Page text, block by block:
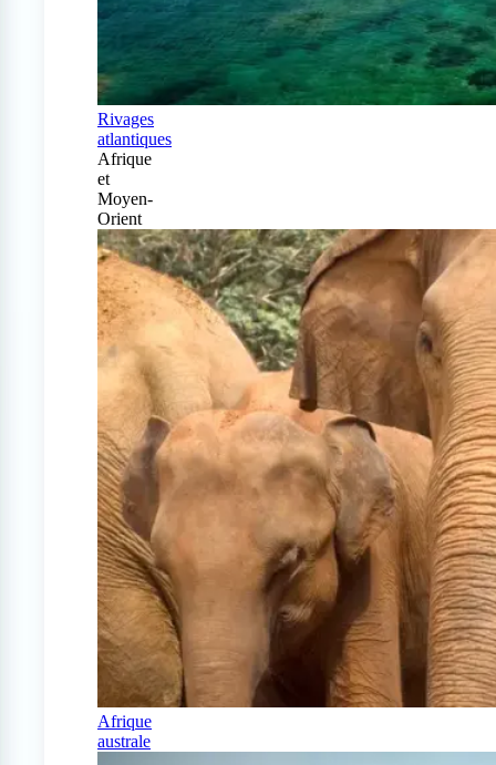
Rivages
atlantiques
Afrique
et
Moyen-
Orient
Afrique
australe